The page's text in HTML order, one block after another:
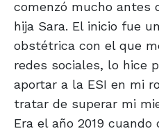
comenzó mucho antes
hija Sara. El inicio fue
obstétrica con el que
redes sociales, lo hice
aportar a la ESI en mi
tratar de superar mi
Era el año 2019